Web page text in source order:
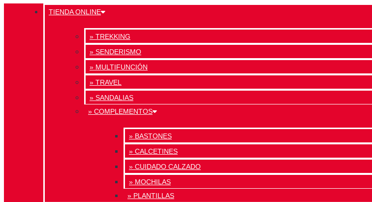
TIENDA ONLINE
» TREKKING
» SENDERISMO
» MULTIFUNCIÓN
» TRAVEL
» SANDALIAS
» COMPLEMENTOS
» BASTONES
» CALCETINES
» CUIDADO CALZADO
» MOCHILAS
» PLANTILLAS